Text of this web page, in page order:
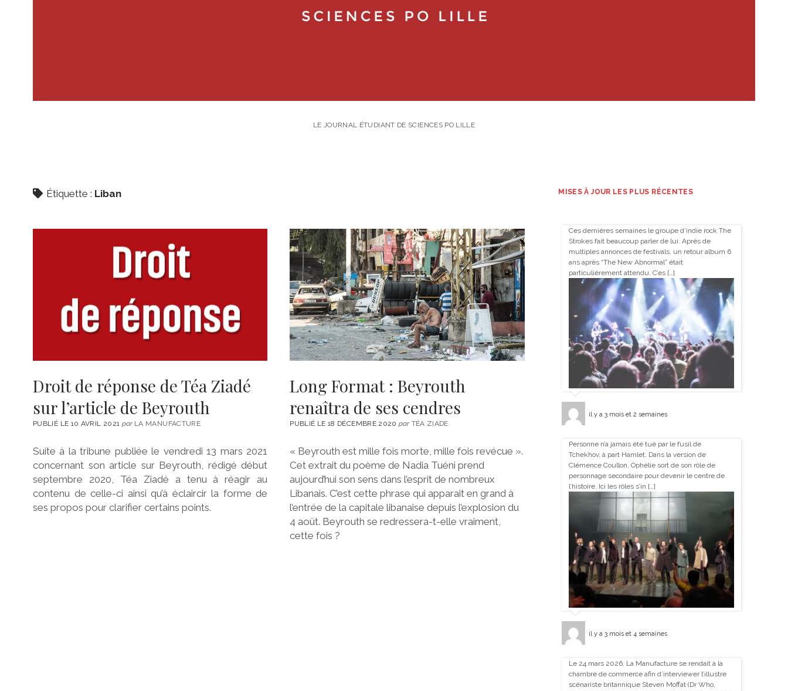
LE JOURNAL ÉTUDIANT DE SCIENCES PO LILLE
Étiquette : Liban
Droit de réponse de Téa Ziadé
sur l’article de Beyrouth
PUBLIÉ LE 10 AVRIL 2021 parLA MANUFACTURE
Suite à la tribune publiée le vendredi 13 mars 2021
concernant son article sur Beyrouth, rédigé début
septembre 2020, Téa Ziadé a tenu à réagir au
contenu de celle-ci ainsi qu’à éclaircir la forme de
ses propos pour clarifier certains points.
Long Format : Beyrouth
renaîtra de ses cendres
PUBLIÉ LE 18 DÉCEMBRE 2020parTÉA ZIADE
« Beyrouth est mille fois morte, mille fois revécue ».
Cet extrait du poème de Nadia Tuéni prend
aujourd’hui son sens dans l’esprit de nombreux
Libanais. C’est cette phrase qui apparait en grand à
l’entrée de la capitale libanaise depuis l’explosion du
4 août. Beyrouth se redressera-t-elle vraiment,
cette fois ?
MISES À JOUR LES PLUS RÉCENTES
Ces dernières semaines le groupe d’indie rock The
Strokes fait beaucoup parler de lui. Après de
multiples annonces de festivals, un retour album 6
ans après “The New Abnormal” était
particulièrement attendu. C’es […]
il y a 3 mois et 2 semaines
Personne n’a jamais été tué par le fusil de
Tchekhov, à part Hamlet. Dans la version de
Clémence Coullon, Ophélie sort de son rôle de
personnage secondaire pour devenir le centre de
l’histoire. Ici les rôles s’in […]
il y a 3 mois et 4 semaines
Le 24 mars 2026, La Manufacture se rendait à la
chambre de commerce afin d’interviewer l’illustre
scénariste britannique Steven Moffat (Dr Who,